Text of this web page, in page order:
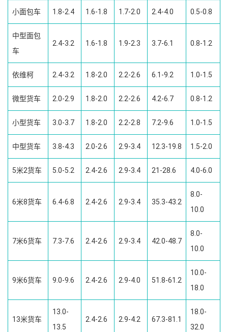
小面包车 1.8-2.4 1.6-1.8 1.7-2.0 2.4-4.0 0.5-0.8
中型面包
车
2.4-3.2 1.6-1.8 1.9-2.3 3.7-6.1 0.8-1.2
依维柯 2.4-3.2 1.8-2.0 2.2-2.6 6.1-9.2 1.0-1.5
微型货车 2.0-2.9 1.8-2.0 2.2-2.6 4.2-6.7 0.8-1.2
小型货车 3.0-3.7 1.8-2.0 2.2-2.8 7.2-9.6 1.0-1.5
中型货车 3.8-4.3 2.0-2.6 2.9-3.4 12.3-19.8 1.5-2.0
5米2货车 5.0-5.2 2.4-2.6 2.9-3.4 21-28.6 4.0-6.0
6米8货车 6.4-6.8 2.4-2.6 2.9-3.4 35.3-43.2
8.0-
10.0
7米6货车 7.3-7.6 2.4-2.6 2.9-3.4 42.0-48.7
8.0-
10.0
9米6货车 9.0-9.6 2.4-2.6 2.9-4.0 51.8-61.2
10.0-
18.0
13米货车
13.0-
13.5
2.4-2.6 2.9-4.2 67.3-81.1
18.0-
32.0